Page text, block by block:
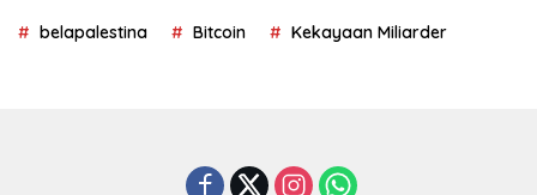
belapalestina Bitcoin Kekayaan Miliarder